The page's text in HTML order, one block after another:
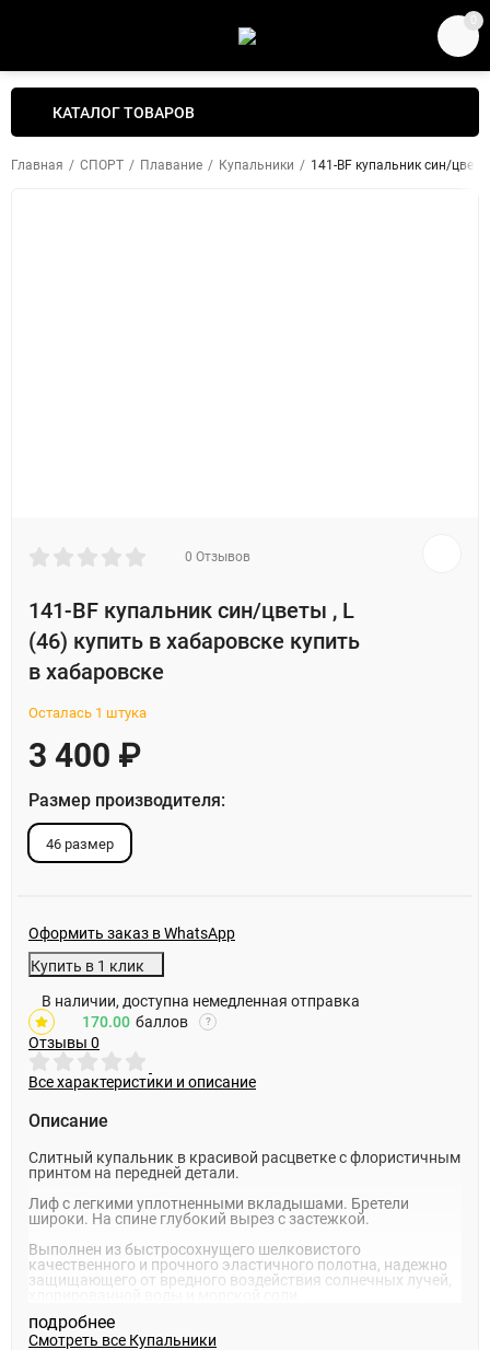
0
КАТАЛОГ ТОВАРОВ
Главная / СПОРТ / Плавание / Купальники / 141-BF купальник син/
0 Отзывов
141-BF купальник син/цветы , L
(46) купить в хабаровске купить
в хабаровске
Осталась 1 штука
3 400 ₽
Размер производителя:
46 размер
Оформить заказ в WhatsApp
Купить в 1 клик
В наличии, доступна немедленная отправка
170.00 баллов ?
Отзывы 0
Все характеристики и описание
Описание
Слитный купальник в красивой расцветке с флористичным
принтом на передней детали.
Лиф с легкими уплотненными вкладышами. Бретели
широки. На спине глубокий вырез с застежкой.
Выполнен из быстросохнущего шелковистого
качественного и прочного эластичного полотна, надежно
защищающего от вредного воздействия солнечных лучей,
подробнее
Смотреть все Купальники